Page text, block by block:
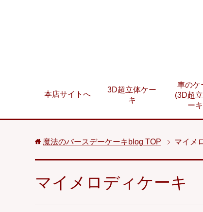
本店サイトへ
3D超立体ケー
キ
車のケ
(3D超
ー
魔法のバースデーケーキblog TOP マイメ
マイメロディケーキ